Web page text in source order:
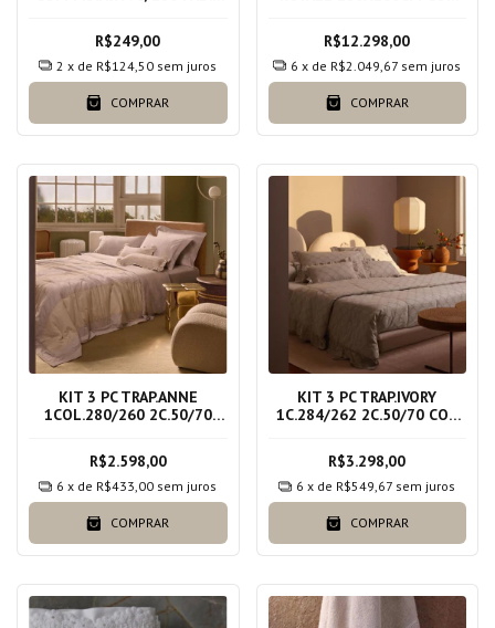
R$249,00
2 x de R$124,50 sem juros
COMPRAR
100% SEDA E ENCHIMENTO
100% POLIESTER
R$12.298,00
6 x de R$2.049,67 sem juros
COMPRAR
KIT 3 PC TRAP.ANNE
1COL.280/260 2C.50/70
R$2.598,00
6 x de R$433,00 sem juros
COMPRAR
KIT 3 PC TRAP.IVORY
1C.284/262 2C.50/70 COR
R$3.298,00
6 x de R$549,67 sem juros
COMPRAR